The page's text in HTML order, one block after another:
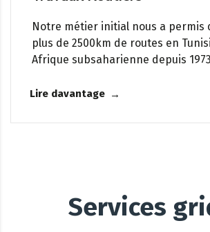
Notre métier initial nous a permis
plus de 2500km de routes en
Afrique subsaharienne depuis
Lire davantage
Services